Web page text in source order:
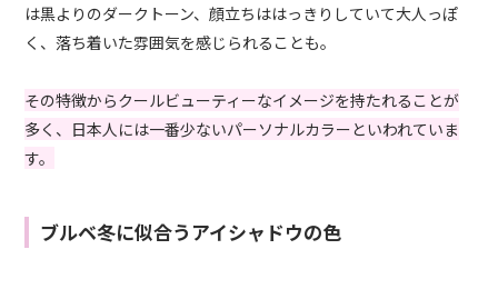
は黒よりのダークトーン、顔立ちははっきりしていて大人っぽ
く、落ち着いた雰囲気を感じられることも。
その特徴からクールビューティーなイメージを持たれることが
多く、日本人には一番少ないパーソナルカラーといわれていま
す。
ブルベ冬に似合うアイシャドウの色